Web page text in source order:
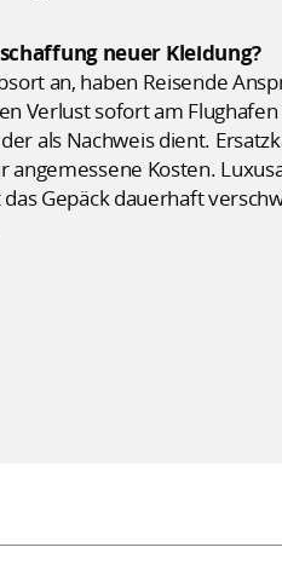
neuer Kleidung?
an, haben Reisende
Verlust sofort am
als Nachweis dient.
Kosten.
Gepäck dauerhaft